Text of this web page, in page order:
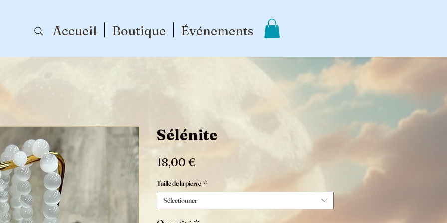
Accueil Boutique Événements
Sélénite
18,00 €Prix
Taille de la pierre *
Sélectionner